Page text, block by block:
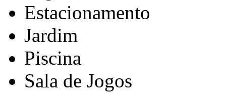
Estacionamento
Jardim
Piscina
Sala de Jogos